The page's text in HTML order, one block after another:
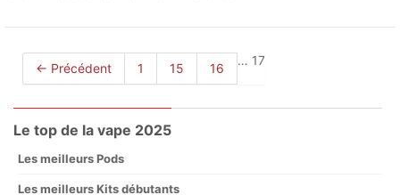
← Précédent 1
…
15 16
17
Le top de la vape 2025
Les meilleurs Pods
Les meilleurs Kits débutants